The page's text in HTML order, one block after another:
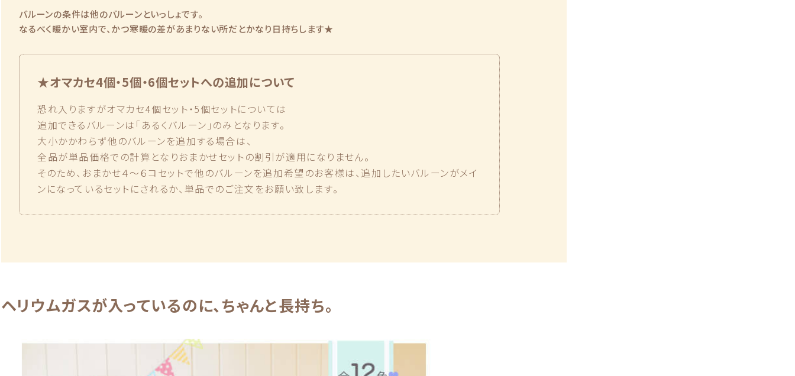
バルーンの条件は他のバルーンといっしょです。
なるべく暖かい室内で、かつ寒暖の差があまりない所だとかなり日持ちします★
★オマカセ4個・5個・6個セットへの追加について
恐れ入りますがオマカセ4個セット・5個セットについては
追加できるバルーンは「あるくバルーン」のみとなります。
大小かかわらず他のバルーンを追加する場合は、
全品が単品価格での計算となりおまかせセットの割引が適用になりません。
そのため、おまかせ４〜６コセットで他のバルーンを追加希望のお客様は、追加したいバルーンがメイ
ンになっているセットにされるか、単品でのご注文をお願い致します。
ヘリウムガスが入っているのに、ちゃんと長持ち。